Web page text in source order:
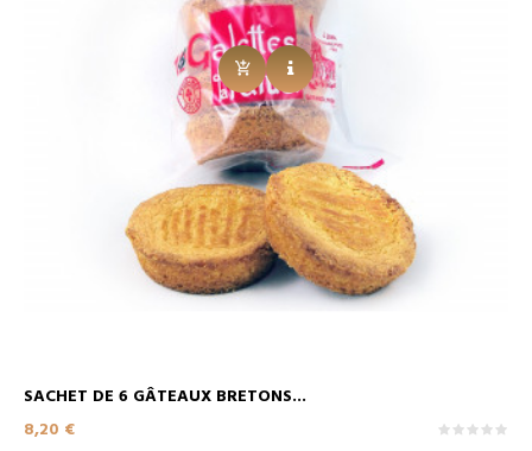
SACHET DE 6 GÂTEAUX BRETONS...
Prix
8,20 €